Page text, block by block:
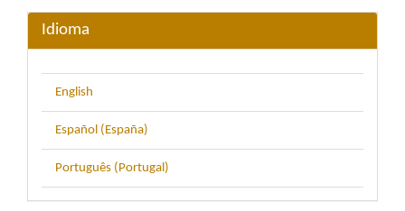
Idioma
English
Español (España)
Português (Portugal)